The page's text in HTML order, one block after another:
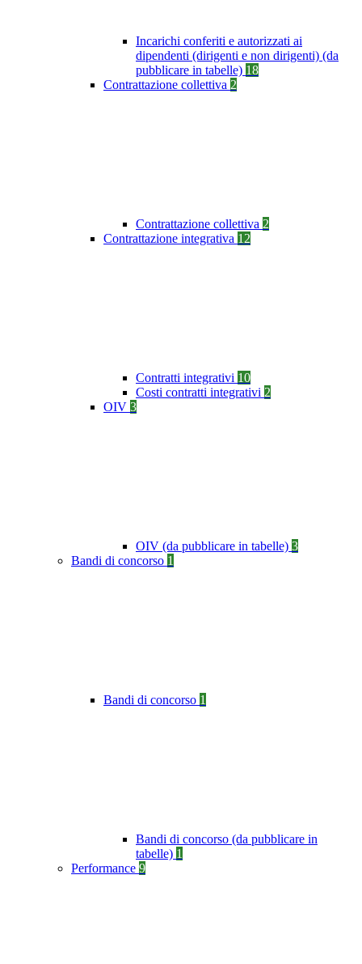
Incarichi conferiti e autorizzati ai
dipendenti (dirigenti e non dirigenti) (da
pubblicare in tabelle) 18
Contrattazione collettiva 2
Contrattazione collettiva 2
Contrattazione integrativa 12
Contratti integrativi 10
Costi contratti integrativi 2
OIV 3
OIV (da pubblicare in tabelle) 3
Bandi di concorso 1
Bandi di concorso 1
Bandi di concorso (da pubblicare in
tabelle) 1
Performance 9